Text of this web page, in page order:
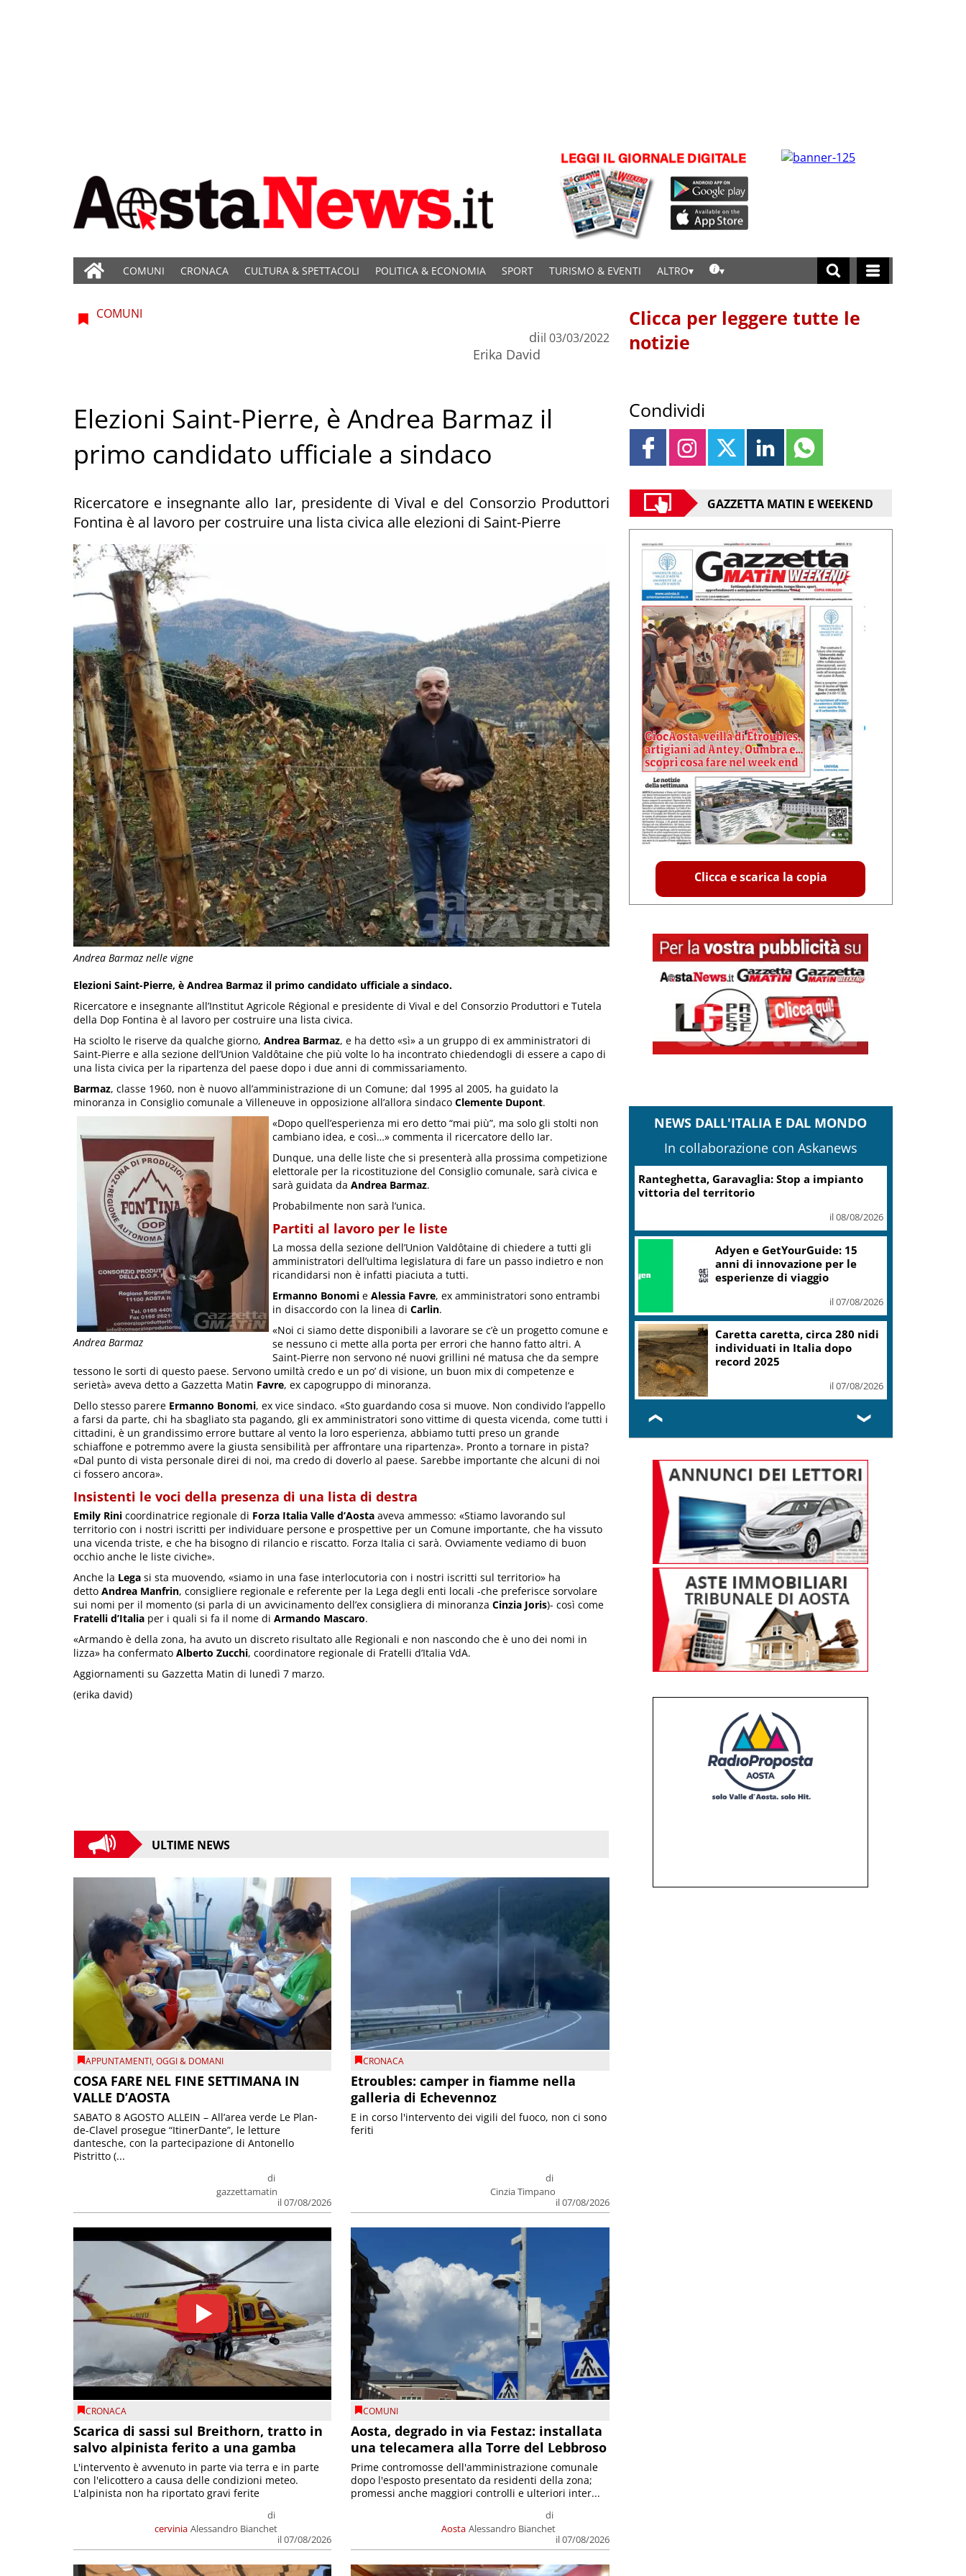
COMUNI CRONACA CULTURA & SPETTACOLI POLITICA & ECONOMIA SPORT TURISMO & EVENTI ALTRO
Andrea Barmaz nelle vigne
COMUNI
di
Erika David
il 03/03/2022
Elezioni Saint-Pierre, è Andrea Barmaz il
primo candidato ufficiale a sindaco
Ricercatore e insegnante allo Iar, presidente di Vival e del Consorzio Produttori
Fontina è al lavoro per costruire una lista civica alle elezioni di Saint-Pierre
Elezioni Saint-Pierre, è Andrea Barmaz il primo candidato ufficiale a sindaco.
Ricercatore e insegnante all’Institut Agricole Régional e presidente di Vival e del Consorzio Produttori e Tutela
della Dop Fontina è al lavoro per costruire una lista civica.
Ha sciolto le riserve da qualche giorno, Andrea Barmaz, e ha detto «sì» a un gruppo di ex amministratori di
Saint-Pierre e alla sezione dell’Union Valdôtaine che più volte lo ha incontrato chiedendogli di essere a capo di
una lista civica per la ripartenza del paese dopo i due anni di commissariamento.
Barmaz, classe 1960, non è nuovo all’amministrazione di un Comune; dal 1995 al 2005, ha guidato la
minoranza in Consiglio comunale a Villeneuve in opposizione all’allora sindaco Clemente Dupont.
Andrea Barmaz
«Dopo quell’esperienza mi ero detto “mai più”, ma solo gli stolti non
cambiano idea, e così…» commenta il ricercatore dello Iar.
Dunque, una delle liste che si presenterà alla prossima competizione
elettorale per la ricostituzione del Consiglio comunale, sarà civica e
sarà guidata da Andrea Barmaz.
Probabilmente non sarà l’unica.
Partiti al lavoro per le liste
La mossa della sezione dell’Union Valdôtaine di chiedere a tutti gli
amministratori dell’ultima legislatura di fare un passo indietro e non
ricandidarsi non è infatti piaciuta a tutti.
Ermanno Bonomi e Alessia Favre, ex amministratori sono entrambi
in disaccordo con la linea di Carlin.
«Noi ci siamo dette disponibili a lavorare se c’è un progetto comune e
se nessuno ci mette alla porta per errori che hanno fatto altri. A
Saint-Pierre non servono né nuovi grillini né matusa che da sempre
tessono le sorti di questo paese. Servono umiltà credo e un po’ di visione, un buon mix di competenze e
serietà» aveva detto a Gazzetta Matin Favre, ex capogruppo di minoranza.
Dello stesso parere Ermanno Bonomi, ex vice sindaco. «Sto guardando cosa si muove. Non condivido l’appello
a farsi da parte, chi ha sbagliato sta pagando, gli ex amministratori sono vittime di questa vicenda, come tutti i
cittadini, è un grandissimo errore buttare al vento la loro esperienza, abbiamo tutti preso un grande
schiaffone e potremmo avere la giusta sensibilità per affrontare una ripartenza». Pronto a tornare in pista?
«Dal punto di vista personale direi di noi, ma credo di doverlo al paese. Sarebbe importante che alcuni di noi
ci fossero ancora».
Insistenti le voci della presenza di una lista di destra
Emily Rini coordinatrice regionale di Forza Italia Valle d’Aosta aveva ammesso: «Stiamo lavorando sul
territorio con i nostri iscritti per individuare persone e prospettive per un Comune importante, che ha vissuto
una vicenda triste, e che ha bisogno di rilancio e riscatto. Forza Italia ci sarà. Ovviamente vediamo di buon
occhio anche le liste civiche».
Anche la Lega si sta muovendo, «siamo in una fase interlocutoria con i nostri iscritti sul territorio» ha
detto Andrea Manfrin, consigliere regionale e referente per la Lega degli enti locali -che preferisce sorvolare
sui nomi per il momento (si parla di un avvicinamento dell’ex consigliera di minoranza Cinzia Joris)- così come
Fratelli d’Italia per i quali si fa il nome di Armando Mascaro.
«Armando è della zona, ha avuto un discreto risultato alle Regionali e non nascondo che è uno dei nomi in
lizza» ha confermato Alberto Zucchi, coordinatore regionale di Fratelli d’Italia VdA.
Aggiornamenti su Gazzetta Matin di lunedì 7 marzo.
(erika david)
ULTIME NEWS
APPUNTAMENTI,OGGI & DOMANI
COSA FARE NEL FINE SETTIMANA IN
VALLE D’AOSTA
di
gazzettamatin
il 07/08/2026
SABATO 8 AGOSTO ALLEIN – All’area verde Le Plan-
de-Clavel prosegue “ItinerDante”, le letture
dantesche, con la partecipazione di Antonello
Pistritto (...
CRONACA
Etroubles: camper in fiamme nella
galleria di Echevennoz
di
Cinzia Timpano
il 07/08/2026
E in corso l'intervento dei vigili del fuoco, non ci sono
feriti
CRONACA
Scarica di sassi sul Breithorn, tratto in
salvo alpinista ferito a una gamba
cervinia
di
Alessandro Bianchet
il 07/08/2026
L'intervento è avvenuto in parte via terra e in parte
con l'elicottero a causa delle condizioni meteo.
L'alpinista non ha riportato gravi ferite
COMUNI
Aosta, degrado in via Festaz: installata
una telecamera alla Torre del Lebbroso
Aosta
di
Alessandro Bianchet
il 07/08/2026
Prime contromosse dell'amministrazione comunale
dopo l'esposto presentato da residenti della zona;
promessi anche maggiori controlli e ulteriori inter...
Clicca per leggere tutte le
notizie
Condividi
GAZZETTA MATIN E WEEKEND
Clicca e scarica la copia
NEWS DALL'ITALIA E DAL MONDO
In collaborazione con Askanews
Turismo, Osservatorio
Telepass: +20% di interesse
il 07/08/2026
Mic, Liguria: 5,8 mln da piano Grandi
Progetti Beni Culturali
il 07/08/2026
Mondiali Wakeboard: primo
oro è azzurro, Noa Gualtieri
campione Under 14
il 07/08/2026
❮ ❯